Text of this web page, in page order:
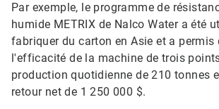
Par exemple, le programme de
humide METRIX de Nalco Water a été
fabriquer du carton en Asie et a permis
l'efficacité de la machine de trois
production quotidienne de 210 tonnes
retour net de 1 250 000 $.